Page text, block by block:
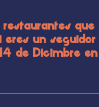
un
de Dicimbre